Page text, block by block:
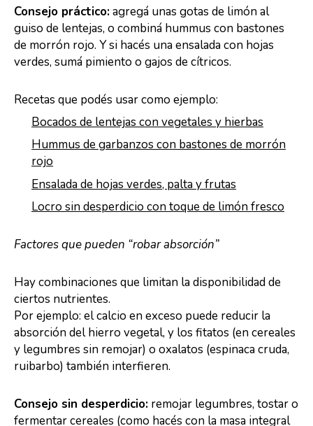
Consejo práctico:agregá unas gotas de limón al
guiso de lentejas, o combiná hummus con bastones
de morrón rojo. Y si hacés una ensalada con hojas
verdes, sumá pimiento o gajos de cítricos.
Recetas que podés usar como ejemplo:
Bocados de lentejas con vegetales y hierbas
Hummus de garbanzos con bastones de morrón
rojo
Ensalada de hojas verdes, palta y frutas
Locro sin desperdicio con toque de limón fresco
Factores que pueden “robar absorción”
Hay combinaciones que limitan la disponibilidad de
ciertos nutrientes.
Por ejemplo: el calcio en exceso puede reducir la
absorción del hierro vegetal, y los fitatos (en cereales
y legumbres sin remojar) o oxalatos (espinaca cruda,
ruibarbo) también interfieren.
Consejo sin desperdicio: remojar legumbres, tostar o
fermentar cereales (como hacés con la masa integral